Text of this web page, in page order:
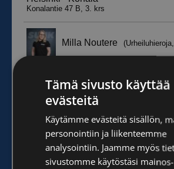
Tämä sivusto käyttää
evästeitä
Käytämme evästeitä sisällön,
personointiin ja liikenteemme
analysointiin. Jaamme myös
sivustomme käytöstäsi